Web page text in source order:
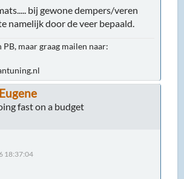
bij gewone dempers/veren
namelijk door de veer bepaald.
PB, maar graag mailen naar:
Eugene
fast on a budget
18:37:04